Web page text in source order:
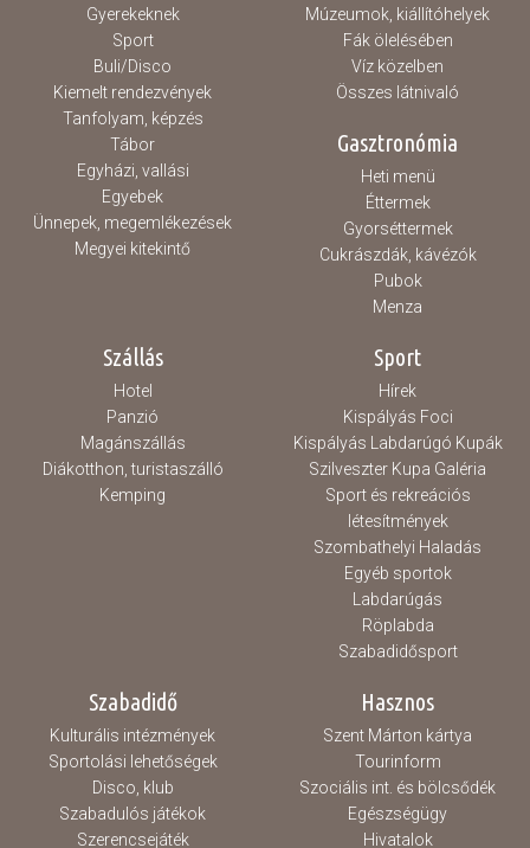
Gyerekeknek
Sport
Buli/Disco
Kiemelt rendezvények
Tanfolyam, képzés
Tábor
Egyházi, vallási
Egyebek
Ünnepek, megemlékezések
Megyei kitekintő
Múzeumok, kiállítóhelyek
Fák ölelésében
Víz közelben
Összes látnivaló
Gasztronómia
Heti menü
Éttermek
Gyorséttermek
Cukrászdák, kávézók
Pubok
Menza
Szállás
Hotel
Panzió
Magánszállás
Diákotthon, turistaszálló
Kemping
Sport
Hírek
Kispályás Foci
Kispályás Labdarúgó Kupák
Szilveszter Kupa Galéria
Sport és rekreációs
létesítmények
Szombathelyi Haladás
Egyéb sportok
Labdarúgás
Röplabda
Szabadidősport
Szabadidő
Kulturális intézmények
Sportolási lehetőségek
Disco, klub
Szabadulós játékok
Szerencsejáték
Hasznos
Szent Márton kártya
Tourinform
Szociális int. és bölcsődék
Egészségügy
Hivatalok